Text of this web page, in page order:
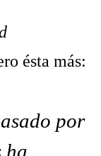
ésta más:
por
ha